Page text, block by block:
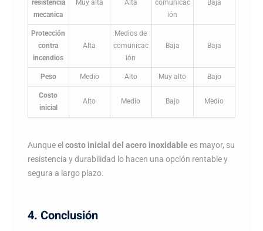
resistencia
mecanica
Muy alta Alta
comunicac
ión
Baja
Protección
contra
incendios
Alta
Medios de
comunicac
ión
Baja Baja
Peso Medio Alto Muy alto Bajo
Costo
inicial
Alto Medio Bajo Medio
Aunque elcosto inicial del acero inoxidable es mayor, su
resistencia y durabilidad lo hacen una opción rentable y
segura a largo plazo.
4. Conclusión